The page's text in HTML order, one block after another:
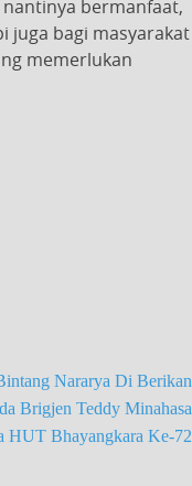
bermanfaat,
juga bagi masyarakat
memerlukan
Nararya Di Berikan
Brigjen Teddy Minahasa
HUT Bhayangkara Ke-72